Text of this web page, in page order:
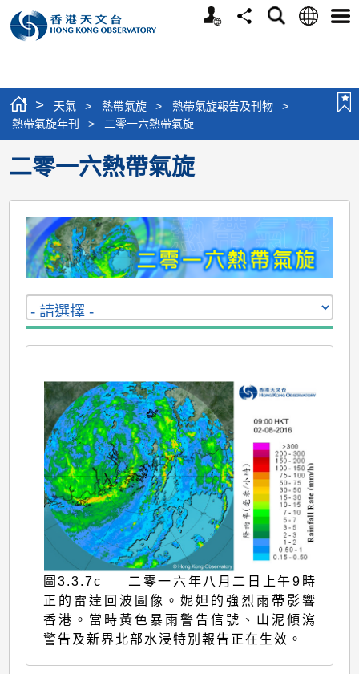
個
分
搜
語
選
> 天氣 > 熱帶氣旋 > 熱帶氣旋報告及刊物
>
熱帶氣旋年刊
> 二零一六熱帶氣旋
二零一六熱帶氣旋
圖3.3.7c 二零一六年八月二日上午9時
正的雷達回波圖像。妮妲的強烈雨帶影響
香港。當時黃色暴雨警告信號、山泥傾瀉
警告及新界北部水浸特別報告正在生效。